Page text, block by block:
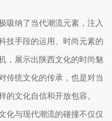
吸纳了当代潮流元素，注入
技手段的运用、时尚元素的
，展示出陕西文化的时尚魅
传统文化的传承，也是对当
的文化自信和开放包容。
化与现代潮流的碰撞不仅仅